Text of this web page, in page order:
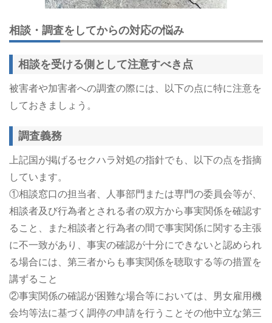
相談・調査をしてからの対応の悩み
相談を受ける側として注意すべき点
被害者や加害者への調査の際には、以下の点に特に注意を
しておきましょう。
調査義務
上記国が掲げるセクハラ対処の指針でも、以下の点を指摘
しています。
①相談窓口の担当者、人事部門または専門の委員会等が、
相談者及び行為者とされる者の双方から事実関係を確認す
ること、また相談者と行為者の間で事実関係に関する主張
に不一致があり、事実の確認が十分にできないと認められ
る場合には、第三者からも事実関係を聴取する等の措置を
講ずること
②事実関係の確認が困難な場合等においては、男女雇用機
会均等法に基づく調停の申請を行うことその他中立な第三